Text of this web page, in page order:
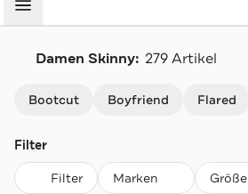
Menü
Damen Skinny: 279 Artikel
Bootcut Boyfriend Flared
Filter
Filter Marken Größe